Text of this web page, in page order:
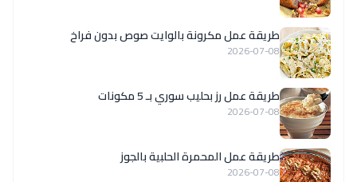
طريقة عمل مكرونة بالوايت صوص بدون فراخ
2026-07-08
طريقة عمل رز بحليب سوري بـ 5 مكونات
2026-07-08
طريقة عمل المحمرة الحلبية بالجوز
2026-07-08